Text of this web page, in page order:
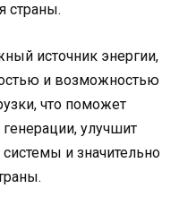
страны.
источник энергии,
и возможностью
что поможет
улучшит
и значительно